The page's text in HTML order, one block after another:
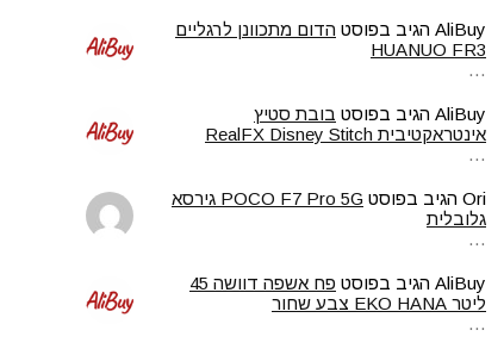
AliBuy הגיב בפוסט הדום מתכוונן לרגליים
HUANUO FR3
…
AliBuy הגיב בפוסט בובת סטיץ
אינטראקטיבית RealFX Disney Stitch
…
Ori הגיב בפוסט
POCO F7 Pro 5G גירסא
גלובלית
…
AliBuy הגיב בפוסט
פח אשפה דוושה 45
ליטר EKO HANA צבע שחור
…